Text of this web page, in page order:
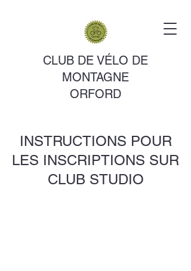
CLUB DE VÉLO DE
MONTAGNE
ORFORD
INSTRUCTIONS POUR
LES INSCRIPTIONS SUR
CLUB STUDIO